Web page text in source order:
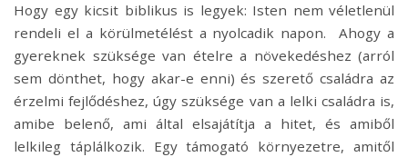
Hogy egy kicsit biblikus is legyek: Isten nem véletlenül
rendeli el a körülmetélést a nyolcadik napon. Ahogy a
gyereknek szüksége van ételre a növekedéshez (arról
sem dönthet, hogy akar-e enni) és szerető családra az
érzelmi fejlődéshez, úgy szüksége van a lelki családra is,
amibe belenő, ami által elsajátítja a hitet, és amiből
lelkileg táplálkozik. Egy támogató környezetre, amitől